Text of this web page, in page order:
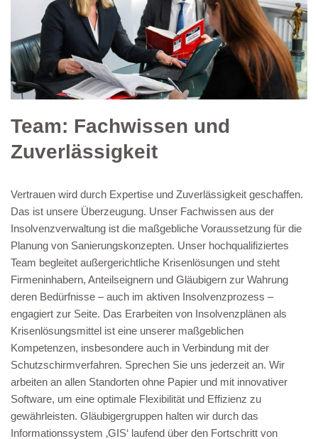
Team: Fachwissen und
Zuverlässigkeit
Vertrauen wird durch Expertise und Zuverlässigkeit geschaffen.
Das ist unsere Überzeugung. Unser Fachwissen aus der
Insolvenzverwaltung ist die maßgebliche Voraussetzung für die
Planung von Sanierungskonzepten. Unser hochqualifiziertes
Team begleitet außergerichtliche Krisenlösungen und steht
Firmeninhabern, Anteilseignern und Gläubigern zur Wahrung
deren Bedürfnisse – auch im aktiven Insolvenzprozess –
engagiert zur Seite. Das Erarbeiten von Insolvenzplänen als
Krisenlösungsmittel ist eine unserer maßgeblichen
Kompetenzen, insbesondere auch in Verbindung mit der
Schutzschirmverfahren. Sprechen Sie uns jederzeit an. Wir
arbeiten an allen Standorten ohne Papier und mit innovativer
Software, um eine optimale Flexibilität und Effizienz zu
gewährleisten. Gläubigergruppen halten wir durch das
Informationssystem ‚GIS‘ laufend über den Fortschritt von